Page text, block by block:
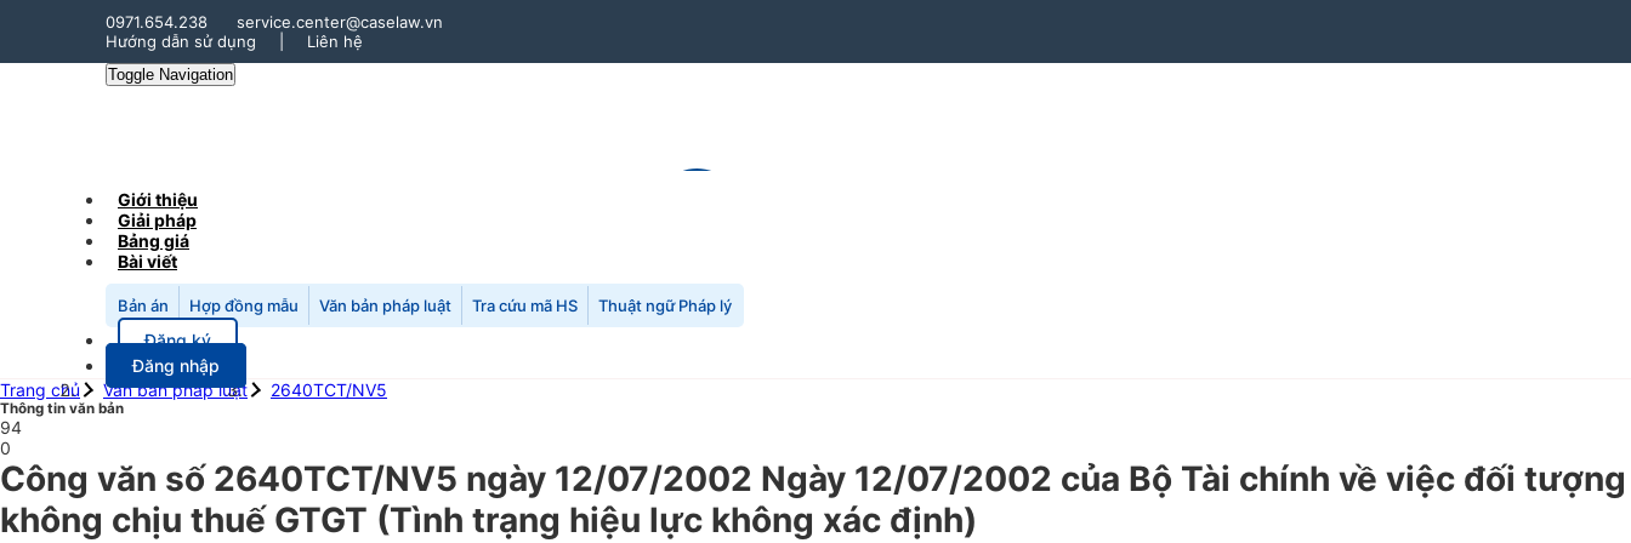
0971.654.238
service.center@caselaw.vn
Hướng dẫn sử dụng
Liên hệ
Toggle Navigation
Giới thiệu
Giải pháp
Bảng giá
Bài viết
Bản án Hợp đồng mẫu Văn bản pháp luật Tra cứu mã HS Thuật ngữ Pháp lý
Đăng ký
Đăng nhập
Trang chủ
Văn bản pháp luật 2640TCT/NV5
Thông tin văn bản
94
0
Công văn số 2640TCT/NV5 ngày 12/07/2002 Ngày 12/07/2002 của Bộ Tài chính về việc đối tượng
không chịu thuế GTGT (Tình trạng hiệu lực không xác định)